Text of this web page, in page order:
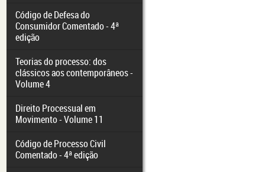
Código de Defesa do
Consumidor Comentado - 4ª
edição
Teorias do processo: dos
clássicos aos contemporâneos -
Volume 4
Direito Processual em
Movimento - Volume 11
Código de Processo Civil
Comentado - 4ª edição